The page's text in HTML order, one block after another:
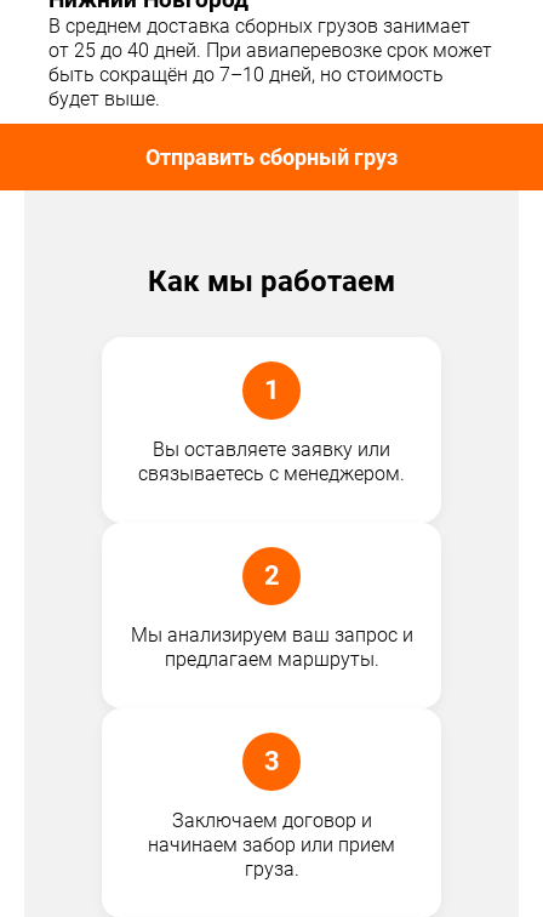
В среднем доставка сборных грузов занимает
от 25 до 40 дней. При авиаперевозке срок может
быть сокращён до 7–10 дней, но стоимость
будет выше.
Отправить сборный груз
Как мы работаем
1
Вы оставляете заявку или
связываетесь с менеджером.
2
Мы анализируем ваш запрос и
предлагаем маршруты.
3
Заключаем договор и
начинаем забор или прием
груза.